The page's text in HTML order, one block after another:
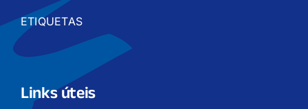
ETIQUETAS
Links úteis